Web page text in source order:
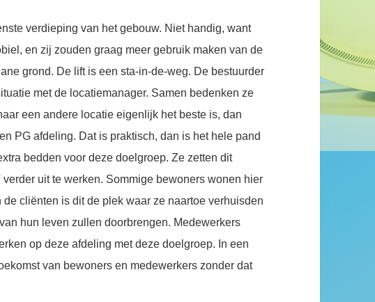
verdieping van het gebouw. Niet handig, want
en zij zouden graag meer gebruik maken van de
grond. De lift is een sta-in-de-weg. De bestuurder
met de locatiemanager. Samen bedenken ze
een andere locatie eigenlijk het beste is, dan
PG afdeling. Dat is praktisch, dan is het hele pand
bedden voor deze doelgroep. Ze zetten dit
uit te werken. Sommige bewoners wonen hier
cliënten is dit de plek waar ze naartoe verhuisden
hun leven zullen doorbrengen. Medewerkers
op deze afdeling met deze doelgroep. In een
van bewoners en medewerkers zonder dat